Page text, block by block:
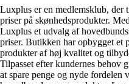
Luxplus er en medlemsklub, der
priser på skønhedsprodukter.
Luxplus et udvalg af
priser. Butikken har opbygget et
produkter af høj kvalitet og
Tilpasset efter kundernes behov
at spare penge og nyde fordelen